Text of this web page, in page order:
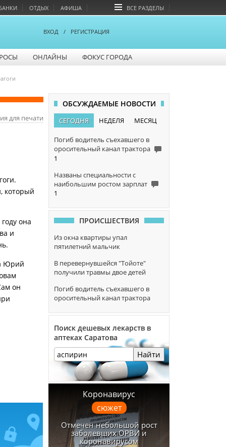
ОТДЫХ АФИША ВСЕ РАЗДЕЛЫ
ВХОД / РЕГИСТРАЦИЯ
ОНЛАЙНЫ ФОКУС ГОРОДА
для печати
который
она
и
Юрий
он
ОБСУЖДАЕМЫЕ НОВОСТИ
СЕГОДНЯ НЕДЕЛЯ МЕСЯЦ
Погиб водитель съехавшего в
оросительный канал трактора
1
Названы специальности с
наибольшим ростом зарплат
1
ПРОИСШЕСТВИЯ
Из окна квартиры упал
пятилетний мальчик
В перевернувшейся "Тойоте"
получили травмы двое детей
Погиб водитель съехавшего в
оросительный канал трактора
Поиск дешевых лекарств в
аптеках Саратова
Найти
Коронавирус
сюжет
Отмечен небольшой рост
заболевших ОРВИ и
коронавирусом